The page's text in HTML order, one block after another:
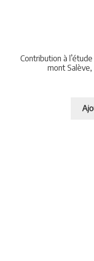
Contribution à
mont Salève,